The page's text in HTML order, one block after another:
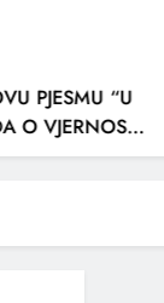
“U